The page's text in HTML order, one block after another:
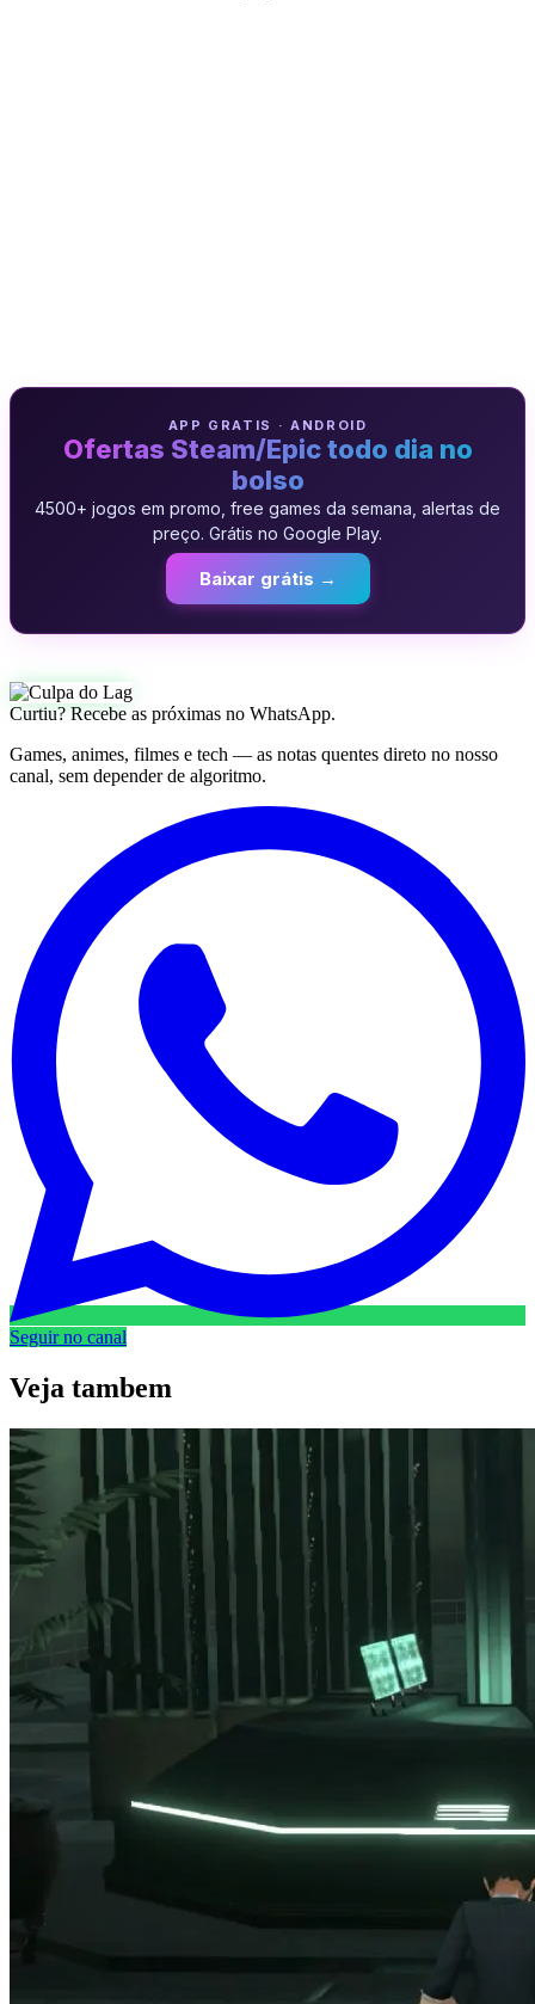
APP GRATIS · ANDROID
Ofertas Steam/Epic todo dia no
bolso
4500+ jogos em promo, free games da semana, alertas de
preço. Grátis no Google Play.
Baixar grátis →
Curtiu? Recebe as próximas no WhatsApp.
Games, animes, filmes e tech — as notas quentes direto no nosso
canal, sem depender de algoritmo.
Seguir no canal
Veja tambem